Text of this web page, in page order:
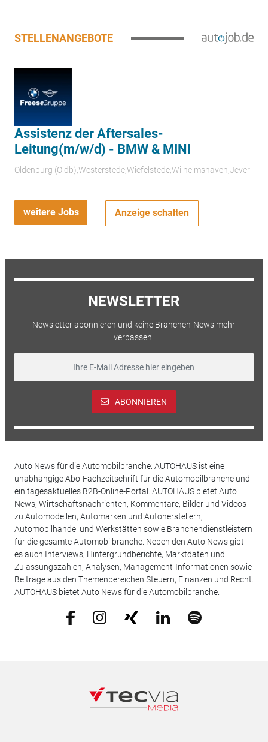
STELLENANGEBOTE
Assistenz der Aftersales-
Leitung(m/w/d) - BMW & MINI
Oldenburg (Oldb);Westerstede;Wiefelstede;Wilhelmshaven;Jever
weitere Jobs Anzeige schalten
NEWSLETTER
Newsletter abonnieren und keine Branchen-News mehr
verpassen.
ABONNIEREN
Auto News für die Automobilbranche: AUTOHAUS ist eine
unabhängige Abo-Fachzeitschrift für die Automobilbranche und
ein tagesaktuelles B2B-Online-Portal. AUTOHAUS bietet Auto
News, Wirtschaftsnachrichten, Kommentare, Bilder und Videos
zu Automodellen, Automarken und Autoherstellern,
Automobilhandel und Werkstätten sowie Branchendienstleistern
für die gesamte Automobilbranche. Neben den Auto News gibt
es auch Interviews, Hintergrundberichte, Marktdaten und
Zulassungszahlen, Analysen, Management-Informationen sowie
Beiträge aus den Themenbereichen Steuern, Finanzen und Recht.
AUTOHAUS bietet Auto News für die Automobilbranche.